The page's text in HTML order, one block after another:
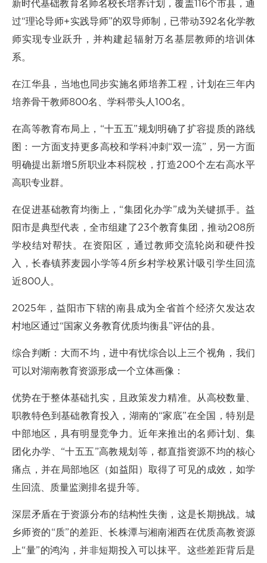
新时代基础教育名师名校长培养计划，覆盖116个市县，通
过“理论导师+实践导师”的双导师制，已带动392名化学教
师实现专业跃升，并构建起辐射万名基层教师的培训体
系。
在江华县，当地也同步实施名师培养工程，计划在三年内
培养骨干教师800名、学科带头人100名。
在高等教育布局上，“十五五”规划明确了扩容提质的路线
图：一方面支持更多高校和学科冲刺“双一流”，另一方面
明确提出新增5所职业本科院校，打造200个左右高水平
高职专业群。
在促进基础教育均衡上，“集团化办学”成为关键抓手。益
阳市是典型代表，全市组建了23个教育集团，推动208所
学校结对帮扶。在资阳区，通过教师交流轮岗和硬件投
入，长春镇荞麦园小学等4所乡村学校累计吸引学生回流
近800人。
2025年，益阳市下辖的南县成为全省首个经济欠发达农
村地区通过“国家义务教育优质均衡县”评估的县。
综合判断：大而不均，进中有忧综合以上三个视角，我们
可以对湖南教育资源形成一个立体画像：
优势在于整体基础扎实，且政策发力精准。从高校数量、
职教特色到基础教育投入，湖南的“家底”在全国，特别是
中部地区，具有明显竞争力。近年来推出的名师计划、集
团化办学、“十五五”高教规划等，都直指资源不均的核心
痛点，并在局部地区（如益阳）取得了可见的成效，如学
生回流、质量监测排名提升等。
深层矛盾在于资源分布的结构性失衡，这是长期挑战。城
乡师资的“质”的差距、长株潭与湘南湘西在优质高教资源
上“量”的鸿沟，并非短期投入可以抹平。这些差距背后是